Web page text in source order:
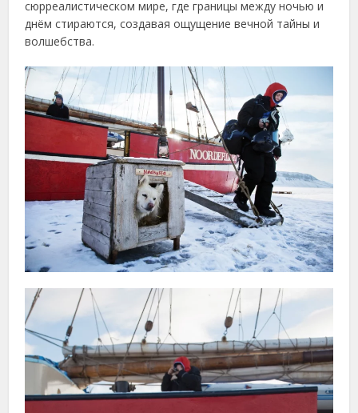
сюрреалистическом мире, где границы между ночью и
днём стираются, создавая ощущение вечной тайны и
волшебства.